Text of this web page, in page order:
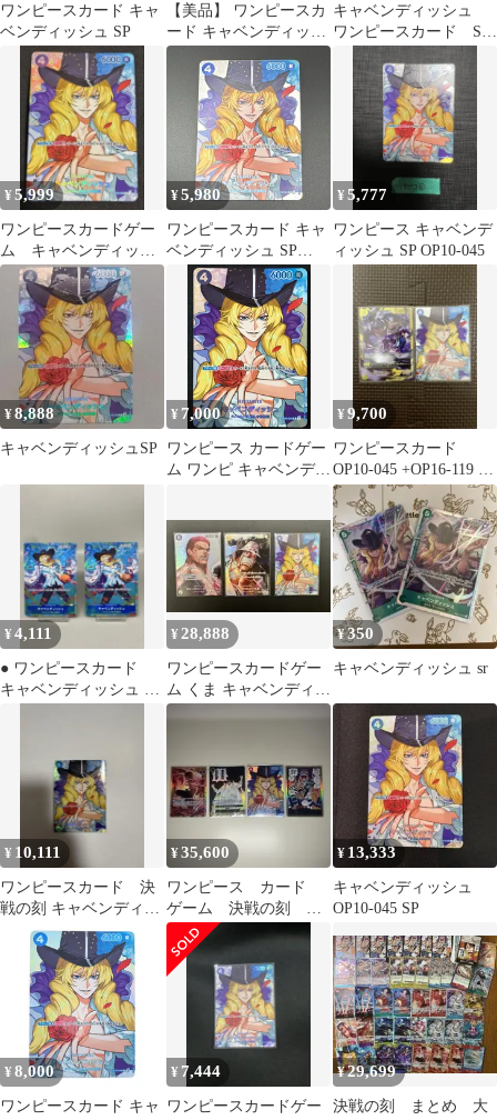
ワンピースカード キャ
ベンディッシュ SP
【美品】 ワンピースカ
ード キャベンディッシ
ュ SP-R OP10-045 決戦
キャベンディッシュ
ワンピースカード SP
カード OP10-045 決
戦の刻
¥5,999
ワンピースカードゲー
ム キャベンディッシ
ュ SP OP10-045 決戦の
¥5,980
ワンピースカード キャ
ベンディッシュ SP
OP10-045
¥5,777
ワンピース キャベンデ
ィッシュ SP OP10-045
¥8,888
キャベンディッシュSP
¥ 7,000
ワンピース カードゲー
ム ワンピ キャベンディ
045 ［OP16］ ブースタ
ーパック 決戦の刻 トレ
カ TCG 264
¥9,700
ワンピースカード
OP10-045 +OP16-119 (2
枚セット)
¥4,111
● ワンピースカード
キャベンディッシュ 2
¥ 28,888
ワンピースカードゲー
ム くま キャベンディッ
シュカタクリ SP 3枚
¥350
キャベンディッシュ sr
¥ 10,111
ワンピースカード 決
戦の刻 キャベンディッ
シュ「SP」OP10-045
¥35,600
ワンピース カード
ゲーム 決戦の刻 テ
ィーチ 黒ひげ 4枚セ
ット
¥ 13,333
キャベンディッシュ
OP10-045 SP
¥ 8,000
ワンピースカード キャ
¥ 7,444
ワンピースカードゲー
¥29,699
決戦の刻 まとめ 大